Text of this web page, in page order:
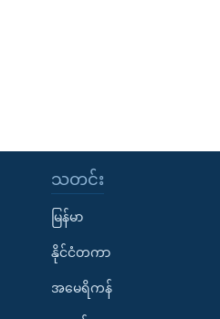
သတင်း
မြန်မာ
နိုင်ငံတကာ
အမေရိကန်